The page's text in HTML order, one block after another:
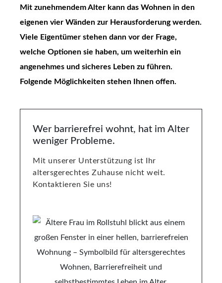
Mit zunehmendem Alter kann das Wohnen in den
eigenen vier Wänden zur Herausforderung werden.
Viele Eigentümer stehen dann vor der Frage,
welche Optionen sie haben, um weiterhin ein
angenehmes und sicheres Leben zu führen.
Folgende Möglichkeiten stehen Ihnen offen.
Wer barrierefrei wohnt, hat im Alter
weniger Probleme.
Mit unserer Unterstützung ist Ihr
altersgerechtes Zuhause nicht weit.
Kontaktieren Sie uns!